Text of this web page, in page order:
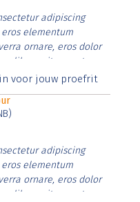
adipiscing
elementum
ornare, eros dolor
libero vitae erat.
id rutrum lorem
voor jouw proefrit
adipiscing
elementum
ornare, eros dolor
libero vitae erat.